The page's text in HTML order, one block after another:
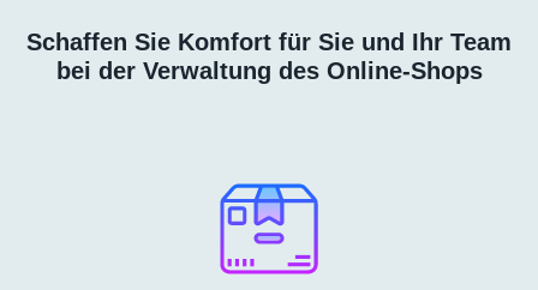
Schaffen Sie Komfort für Sie und Ihr Team
bei der Verwaltung des Online-Shops